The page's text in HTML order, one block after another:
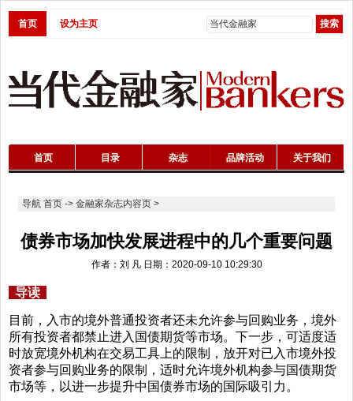
首页 设为主页
首页 目录 杂志 品牌活动 关于我们
导航 首页-> 金融家杂志内容页>
债券市场加快发展进程中的几个重要问题
作者：刘 凡 日期：2020-09-10 10:29:30
导读
目前，入市的境外普通投资者还未允许参与回购业务，境外
所有投资者都禁止进入国债期货等市场。下一步，可适度适
时放宽境外机构在交易工具上的限制，放开对已入市境外投
资者参与回购业务的限制，适时允许境外机构参与国债期货
市场等，以进一步提升中国债券市场的国际吸引力。